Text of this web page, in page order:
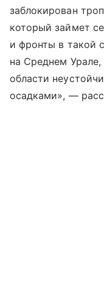
заблокирован
который займет
и фронты в такой
на Среднем
области
осадками», —